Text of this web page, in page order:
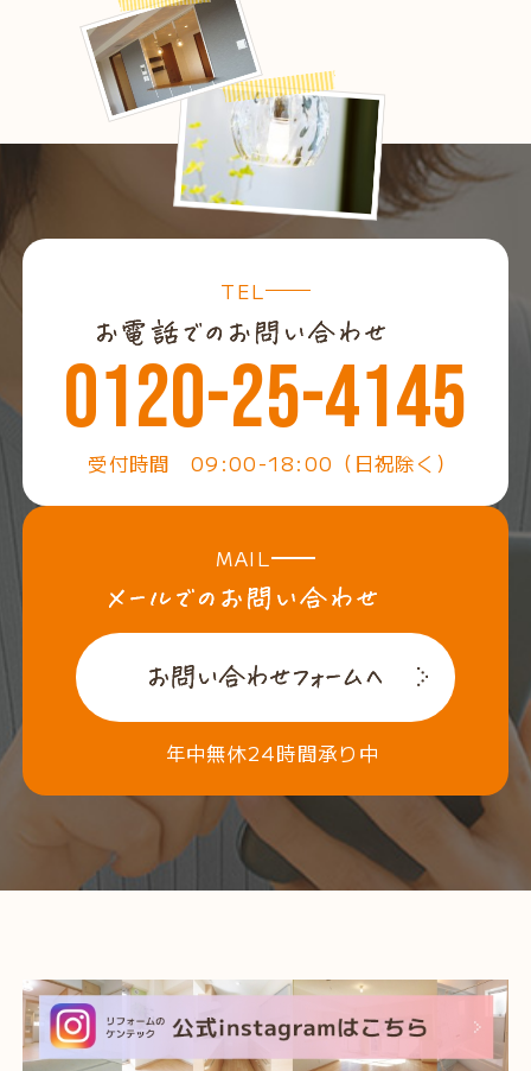
TEL
0120-25-4145
受付時間 09:00-18:00（日祝除く）
MAIL
年中無休24時間承り中